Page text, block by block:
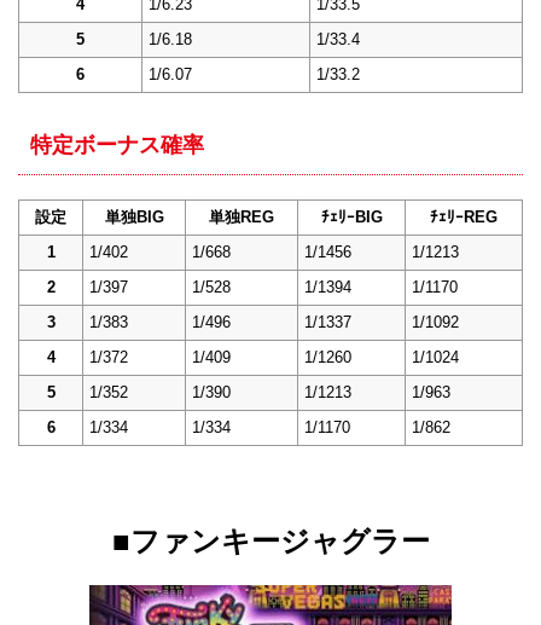
4 1/6.23
1/33.5
5
1/6.18
1/33.4
6
1/6.07 1/33.2
特定ボーナス確率
設定 単独BIG 単独REG ﾁｪﾘｰBIG
ﾁｪﾘｰREG
1
1/402 1/668 1/1456
1/1213
2
1/397 1/528 1/1394
1/1170
3
1/383 1/496 1/1337
1/1092
4
1/372 1/409 1/1260
1/1024
5
1/352 1/390 1/1213
1/963
6
1/334 1/334 1/1170 1/862
■ファンキージャグラー